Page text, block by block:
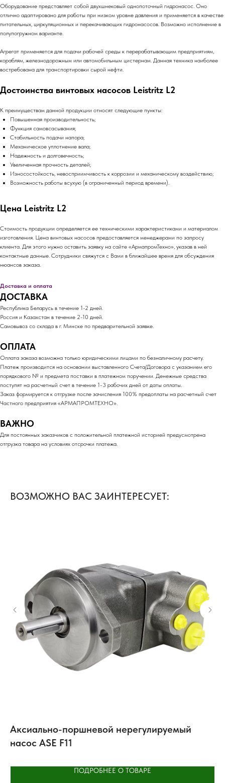
Оборудование представляет собой двухшнековый однопоточный гидронасос. Оно
отлично адаптировано для работы при низком уровне давления и применяется в качестве
питательных, циркуляционных и перекачивающих гидронасосов. Возможно исполнение в
полупогружном варианте.
Агрегат применяется для подачи рабочей среды к перерабатывающим предприятиям,
кораблям, железнодорожным или автомобильным цистернам. Данная техника наиболее
востребована для транспортировки сырой нефти.
Достоинства винтовых насосов Leistritz L2
К преимуществам данной продукции относят следующие пункты:
Повышенная производительность;
Функция самовсасывания;
Стабильность подачи напора;
Механическое уплотнение вала;
Надежность и долговечность;
Увеличенная прочность деталей;
Износостойкость, невосприимчивость к коррозии и механическому воздействию;
Возможность работы всухую (в ограниченный период времени).
Цена Leistritz L2
Стоимость продукции определяется ее техническими характеристиками и материалом
изготовления. Цена винтовых насосов предоставляется менеджерами по запросу
клиента. Для этого нужно оставить заявку на сайте «АрмапромТехно», указав в ней
контактные данные. Сотрудники свяжутся с Вами в ближайшее время для обсуждения
нюансов заказа.
Доставка и оплата
ДОСТАВКА
Республика Беларусь в течение 1-2 дней.
Россия и Казахстан в течение 2-10 дней.
Самовывоз со склада в г. Минске по предварительной заявке.
ОПЛАТА
Оплата заказа возможна только юридическими лицами по безналичному расчету.
Платеж производится на основании выставленного Счета/Договора с указанием его
порядкового № и предмета поставки в платежном поручении. Денежные средства
поступят на расчетный счет в течение 1-3 рабочих дней от даты оплаты.
Заказ формируется к отгрузке после зачисления 100% предоплаты на расчетный счет
Частного предприятия «АРМАПРОМТЕХНО».
ВАЖНО
Для постоянных заказчиков с положительной платежной историей предусмотрена
отгрузка товара на условиях отсрочки платежа.
ВОЗМОЖНО ВАС ЗАИНТЕРЕСУЕТ:
Аксиально-поршневой нерегулируемый
насос ASE F11
ПОДРОБНЕЕ О ТОВАРЕ